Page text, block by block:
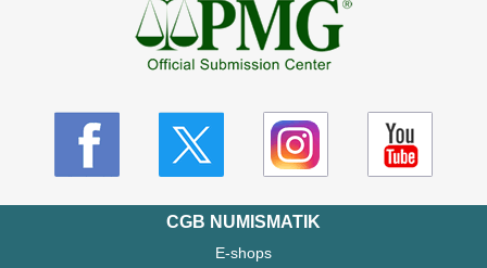
CGB NUMISMATIK
E-shops